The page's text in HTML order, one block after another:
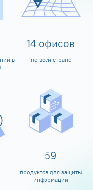
в
14 офисов
по всей стране
60
продуктов для защиты
информации